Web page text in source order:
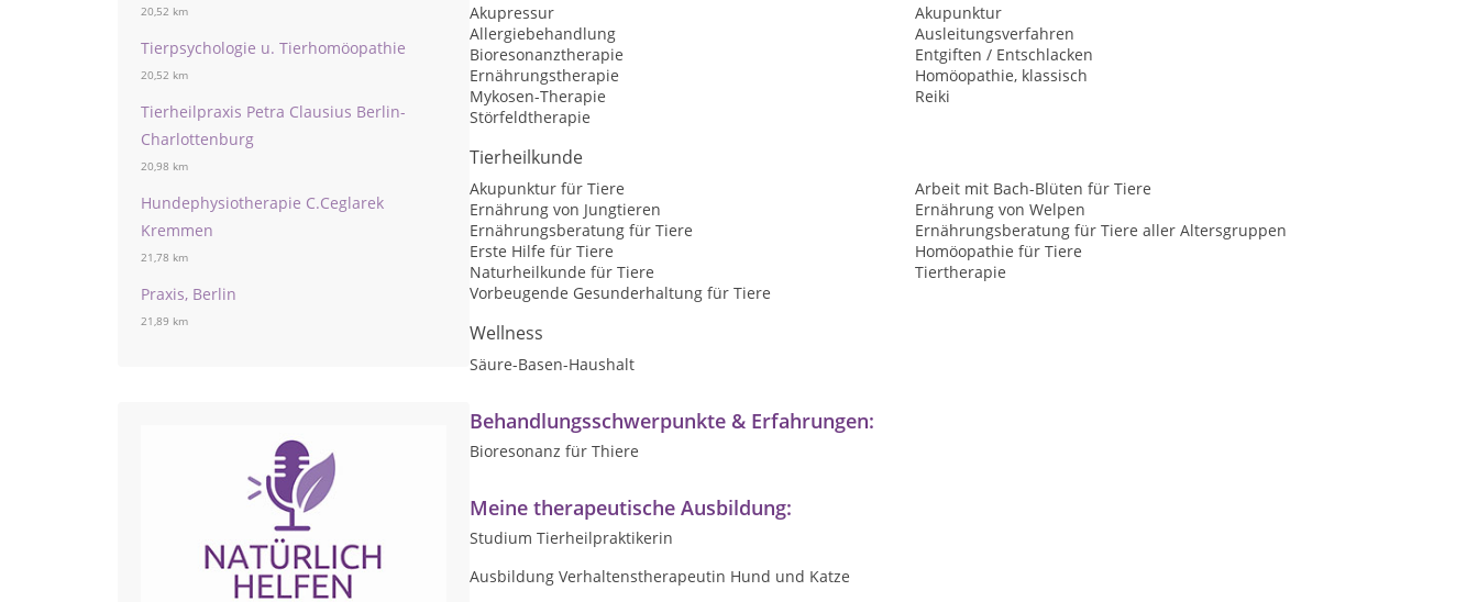
20,52 km
Tierpsychologie u. Tierhomöopathie
20,52 km
Tierheilpraxis Petra Clausius Berlin-
Charlottenburg
20,98 km
Hundephysiotherapie C.Ceglarek
Kremmen
21,78 km
Praxis, Berlin
21,89 km
Akupressur
Akupunktur
Allergiebehandlung
Ausleitungsverfahren
Bioresonanztherapie
Entgiften / Entschlacken
Ernährungstherapie
Homöopathie, klassisch
Mykosen-Therapie
Reiki
Störfeldtherapie
Tierheilkunde
Akupunktur für Tiere
Arbeit mit Bach-Blüten für Tiere
Ernährung von Jungtieren
Ernährung von Welpen
Ernährungsberatung für Tiere
Ernährungsberatung für Tiere aller Altersgruppen
Erste Hilfe für Tiere
Homöopathie für Tiere
Naturheilkunde für Tiere
Tiertherapie
Vorbeugende Gesunderhaltung für Tiere
Wellness
Säure-Basen-Haushalt
Behandlungsschwerpunkte & Erfahrungen:
Bioresonanz für Thiere
Meine therapeutische Ausbildung:
Studium Tierheilpraktikerin
Ausbildung Verhaltenstherapeutin Hund und Katze